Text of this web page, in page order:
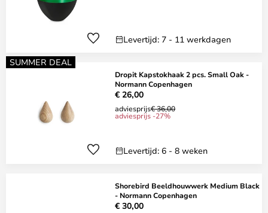
Levertijd: 7 - 11 werkdagen
SUMMER DEAL
Dropit Kapstokhaak 2 pcs. Small Oak -
Normann Copenhagen
€ 26,00
adviesprijs€ 36,00
adviesprijs -27%
Levertijd: 6 - 8 weken
Shorebird Beeldhouwwerk Medium Black
- Normann Copenhagen
€ 30,00